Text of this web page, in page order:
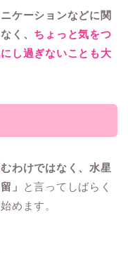
ケーションなどに関
く、 ちょっと気をつ
し過ぎないことも大
わけではなく、水星
」
と言ってしばらく
めます。